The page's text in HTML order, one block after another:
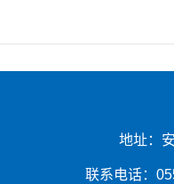
地址：
联系电话：